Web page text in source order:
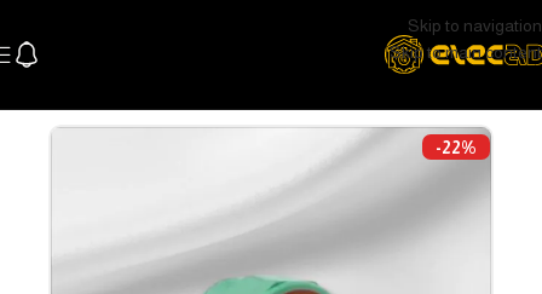
Skip to navigation
Skip to main content
-22%